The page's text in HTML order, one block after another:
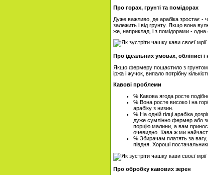
Про горах, грунті та помідорах
Дуже важливо, де арабіка зростає
залежить і від грунту. Якщо вона
же, наприклад, і з помідорами - одна
Про ідеальних умовах, обліписі
Якщо фермеру пощастило з грунтом
іржа і жучок, випало потрібну
Кавові проблеми
% Кавова ягода росте
% Вона росте високо і на
арабіку з низин.
% На одній гілці арабіка
дуже сумлінно фермер або
порцію малини, а вам
очевидно. Кава ж ми
% Збирачам платять за вагу,
півдня. Хороші
Про обробку кавових зерен